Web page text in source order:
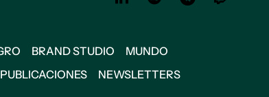
BRAND STUDIO
MUNDO
PUBLICACIONES
NEWSLETTERS